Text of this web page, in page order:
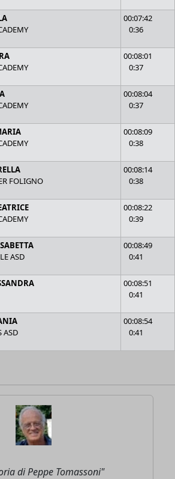
00:07:42
0:36
00:08:01
0:37
00:08:04
0:37
00:08:09
0:38
FOLIGNO
00:08:14
0:38
00:08:22
0:39
ASD
00:08:49
0:41
00:08:51
0:41
ASD
00:08:54
0:41
di Peppe Tomassoni"